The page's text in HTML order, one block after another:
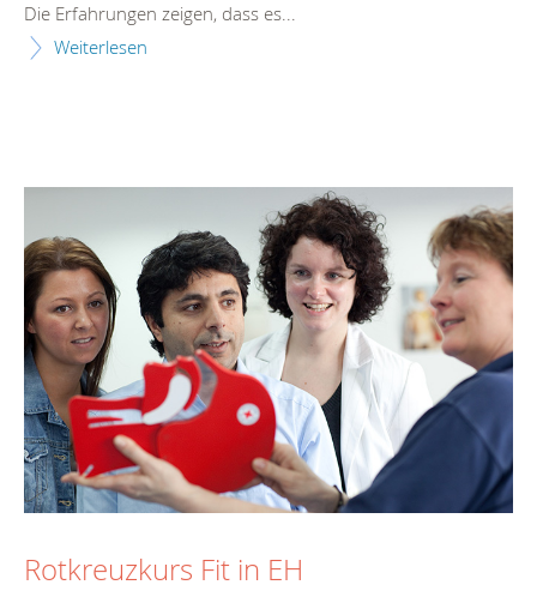
Die Erfahrungen zeigen, dass es...
Weiterlesen
Rotkreuzkurs Fit in EH